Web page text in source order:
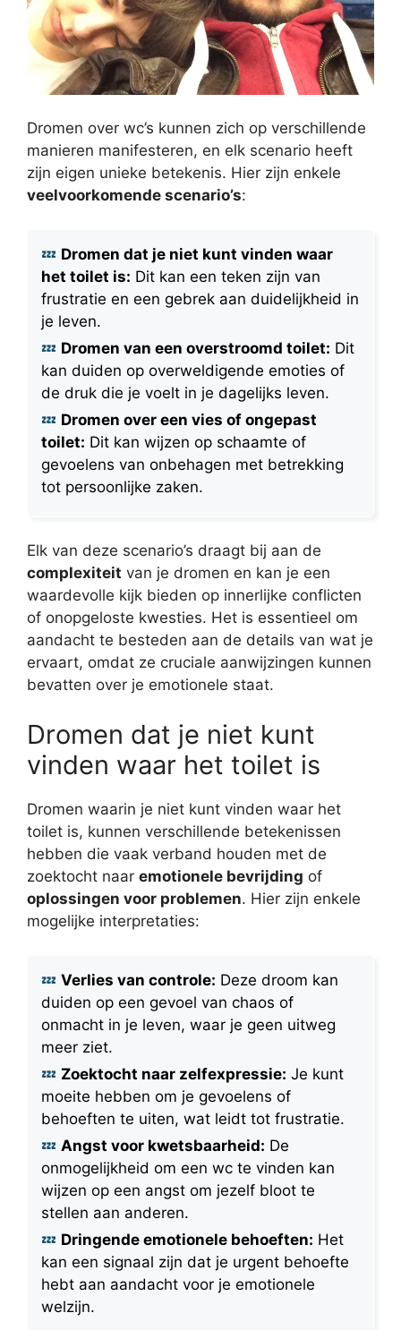
Dromen over wc’s kunnen zich op verschillende
manieren manifesteren, en elk scenario heeft
zijn eigen unieke betekenis. Hier zijn enkele
veelvoorkomende scenario’s:
Dromen dat je niet kunt vinden waar
het toilet is: Dit kan een teken zijn van
frustratie en een gebrek aan duidelijkheid in
je leven.
Dromen van een overstroomd toilet: Dit
kan duiden op overweldigende emoties of
de druk die je voelt in je dagelijks leven.
Dromen over een vies of ongepast
toilet: Dit kan wijzen op schaamte of
gevoelens van onbehagen met betrekking
tot persoonlijke zaken.
Elk van deze scenario’s draagt bij aan de
complexiteit van je dromen en kan je een
waardevolle kijk bieden op innerlijke conflicten
of onopgeloste kwesties. Het is essentieel om
aandacht te besteden aan de details van wat je
ervaart, omdat ze cruciale aanwijzingen kunnen
bevatten over je emotionele staat.
Dromen dat je niet kunt
vinden waar het toilet is
Dromen waarin je niet kunt vinden waar het
toilet is, kunnen verschillende betekenissen
hebben die vaak verband houden met de
zoektocht naar emotionele bevrijding of
oplossingen voor problemen. Hier zijn enkele
mogelijke interpretaties:
Verlies van controle: Deze droom kan
duiden op een gevoel van chaos of
onmacht in je leven, waar je geen uitweg
meer ziet.
Zoektocht naar zelfexpressie: Je kunt
moeite hebben om je gevoelens of
behoeften te uiten, wat leidt tot frustratie.
Angst voor kwetsbaarheid: De
onmogelijkheid om een wc te vinden kan
wijzen op een angst om jezelf bloot te
stellen aan anderen.
Dringende emotionele behoeften: Het
kan een signaal zijn dat je urgent behoefte
hebt aan aandacht voor je emotionele
welzijn.